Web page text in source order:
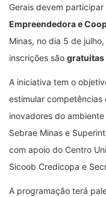
Gerais devem participar
Empreendedora e
Minas, no dia 5 de
inscrições são gratuitas
A iniciativa tem o
estimular
inovadores do
Sebrae Minas e
com apoio do Centro
Sicoob Credicopa e
A programação terá